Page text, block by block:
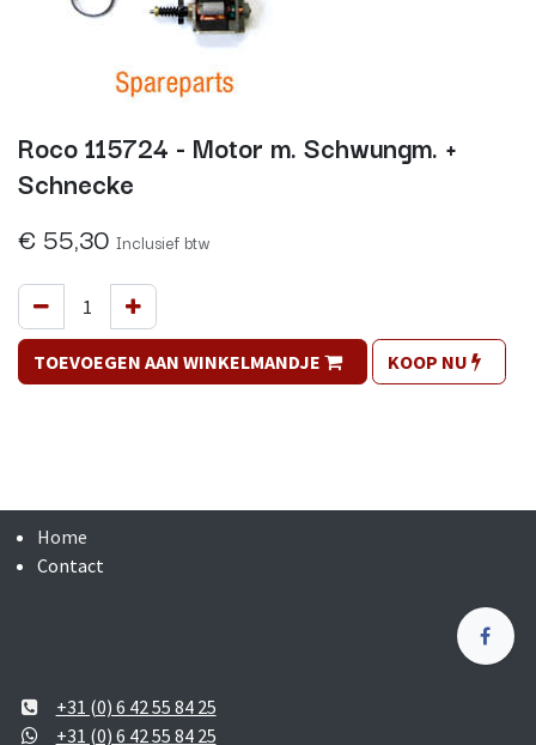
Roco 115724 - Motor m. Schwungm. +
Schnecke
€ 55,30 Inclusief btw
TOEVOEGEN AAN WINKELMANDJE KOOP NU
Home
Contact
+31 (0) 6 42 55 84 25
+31 (0) 6 42 55 84 25